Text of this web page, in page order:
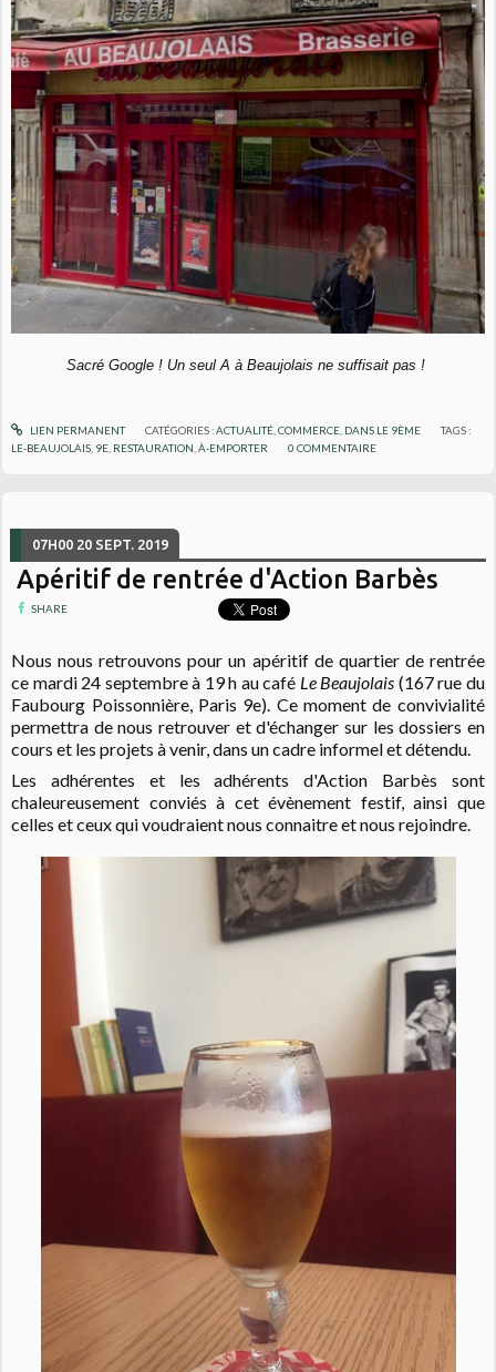
Sacré Google ! Un seul A à Beaujolais ne suffisait pas !
LIEN PERMANENT CATÉGORIES :ACTUALITÉ, COMMERCE, DANS LE 9ÈME
TAGS :
LE-BEAUJOLAIS 9E RESTAURATION ,À-EMPORTER 0 COMMENTAIRE
07H00 20 SEPT. 2019
Apéritif de rentrée d'Action Barbès
SHARE
Nous nous retrouvons pour un apéritif de quartier de rentrée
ce mardi 24 septembre à 19 h au café Le Beaujolais (167 rue du
Faubourg Poissonnière, Paris 9e). Ce moment de convivialité
permettra de nous retrouver et d'échanger sur les dossiers en
cours et les projets à venir, dans un cadre informel et détendu.
Les adhérentes et les adhérents d'Action Barbès sont
chaleureusement conviés à cet évènement festif, ainsi que
celles et ceux qui voudraient nous connaitre et nous rejoindre.